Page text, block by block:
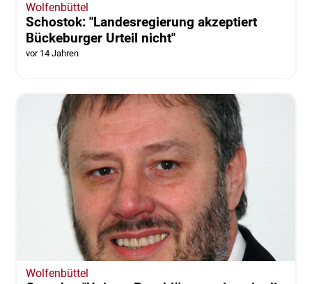
Wolfenbüttel
Schostok: "Landesregierung akzeptiert
Bückeburger Urteil nicht"
vor 14 Jahren
Wolfenbüttel